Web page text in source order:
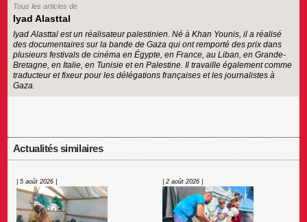
Tous les articles de
Iyad Alasttal
Iyad Alasttal est un réalisateur palestinien. Né à Khan Younis, il a réalisé
des documentaires sur la bande de Gaza qui ont remporté des prix dans
plusieurs festivals de cinéma en Égypte, en France, au Liban, en Grande-
Bretagne, en Italie, en Tunisie et en Palestine. Il travaille également comme
traducteur et fixeur pour les délégations françaises et les journalistes à
Gaza.
Actualités similaires
| 5 août 2026 | | 2 août 2026 |